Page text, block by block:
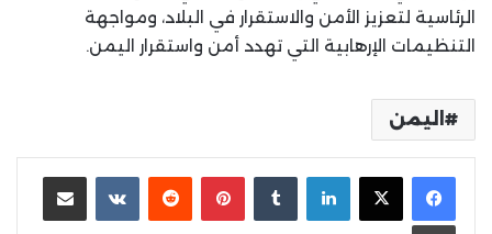
الرئاسية لتعزيز الأمن والاستقرار في البلاد، ومواجهة
التنظيمات الإرهابية التي تهدد أمن واستقرار اليمن.
اليمن
لينكدإن بينتيريست مشاركة عبر البريد
طباعة